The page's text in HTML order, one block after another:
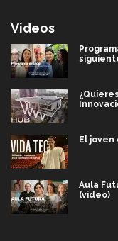
Videos
El
Aula
(video)